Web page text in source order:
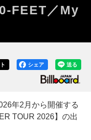
FEET／My
送る
シェア
年2月から開催する
TOUR 2026】の出